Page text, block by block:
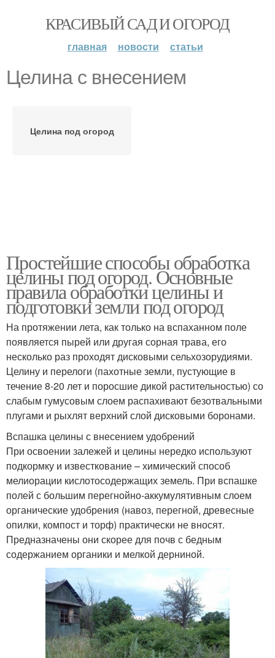
КРАСИВЫЙ САД И ОГОРОД
главная новости статьи
Целина с внесением
Целина под огород
Простейшие способы обработка
целины под огород. Основные
правила обработки целины и
подготовки земли под огород
На протяжении лета, как только на вспаханном поле
появляется пырей или другая сорная трава, его
несколько раз проходят дисковыми сельхозорудиями.
Целину и перелоги (пахотные земли, пустующие в
течение 8-20 лет и поросшие дикой растительностью) со
слабым гумусовым слоем распахивают безотвальными
плугами и рыхлят верхний слой дисковыми боронами.
Вспашка целины с внесением удобрений
При освоении залежей и целины нередко используют
подкормку и известкование – химический способ
мелиорации кислотосодержащих земель. При вспашке
полей с большим перегнойно-аккумулятивным слоем
органические удобрения (навоз, перегной, древесные
опилки, компост и торф) практически не вносят.
Предназначены они скорее для почв с бедным
содержанием органики и мелкой дерниной.